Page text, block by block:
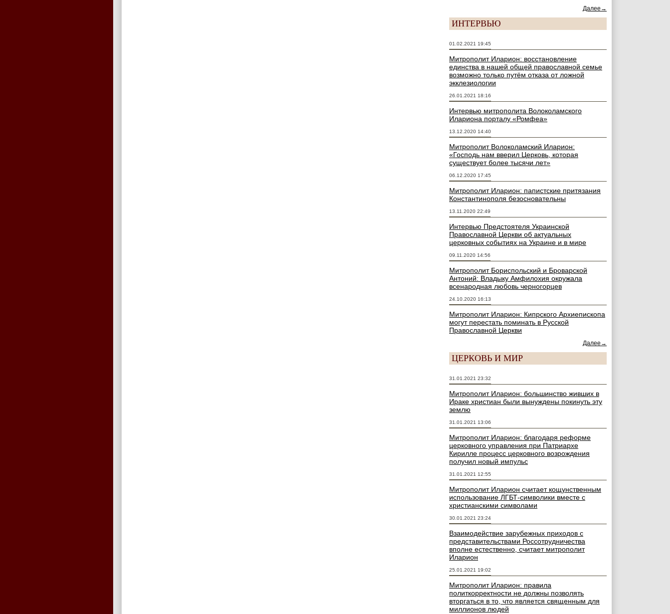
Далее→
ИНТЕРВЬЮ
01.02.2021 19:45
Митрополит Иларион: восстановление
единства в нашей общей православной семье
возможно только путём отказа от ложной
экклезиологии
26.01.2021 18:16
Интервью митрополита Волоколамского
Илариона порталу «Ромфеа»
13.12.2020 14:40
Митрополит Волоколамский Иларион:
«Господь нам вверил Церковь, которая
существует более тысячи лет»
06.12.2020 17:45
Митрополит Иларион: папистские притязания
Константинополя безосновательны
13.11.2020 22:49
Интервью Предстоятеля Украинской
Православной Церкви об актуальных
церковных событиях на Украине и в мире
09.11.2020 14:56
Митрополит Бориспольский и Броварской
Антоний: Владыку Амфилохия окружала
всенародная любовь черногорцев
24.10.2020 16:13
Митрополит Иларион: Кипрского Архиепископа
могут перестать поминать в Русской
Православной Церкви
Далее→
ЦЕРКОВЬ И МИР
31.01.2021 23:32
Митрополит Иларион: большинство живших в
Ираке христиан были вынуждены покинуть эту
землю
31.01.2021 13:06
Митрополит Иларион: благодаря реформе
церковного управления при Патриархе
Кирилле процесс церковного возрождения
получил новый импульс
31.01.2021 12:55
Митрополит Иларион считает кощунственным
использование ЛГБТ-символики вместе с
христианскими символами
30.01.2021 23:24
Взаимодействие зарубежных приходов с
представительствами Россотрудничества
вполне естественно, считает митрополит
Иларион
25.01.2021 19:02
Митрополит Иларион: правила
политкорректности не должны позволять
вторгаться в то, что является священным для
миллионов людей